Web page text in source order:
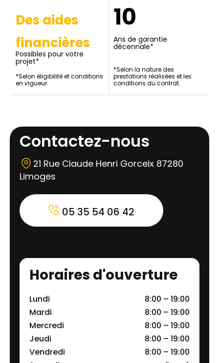
Des aides
financières
Possibles pour votre
projet*
*Selon éligibilité et conditions
en vigueur.
10
Ans de garantie
décennale*
*Selon la nature des
prestations réalisées et les
conditions du contrat.
Contactez-nous
21 Rue Claude Henri Gorceix 87280
Limoges
05 35 54 06 42
Horaires d'ouverture
Lundi
8:00 – 19:00
Mardi
8:00 – 19:00
Mercredi
8:00 – 19:00
Jeudi
8:00 – 19:00
Vendredi
8:00 – 19:00